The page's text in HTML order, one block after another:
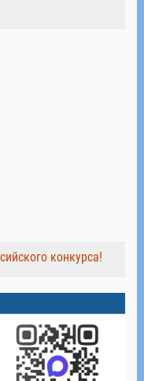
конкурса!